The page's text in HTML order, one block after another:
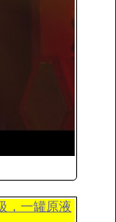
，一罐原液